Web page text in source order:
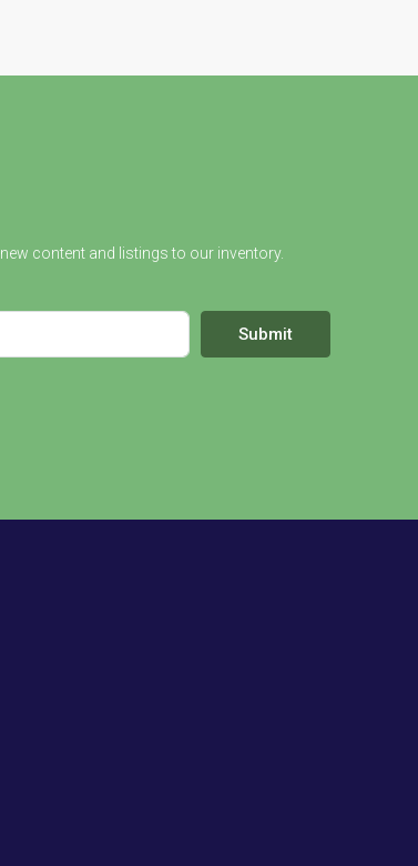
content and listings to our inventory.
Submit